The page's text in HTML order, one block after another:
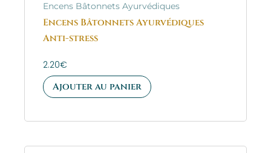
Encens Bâtonnets Ayurvédiques
Encens Bâtonnets Ayurvédiques
Anti-stress
2.20€
Ajouter au panier